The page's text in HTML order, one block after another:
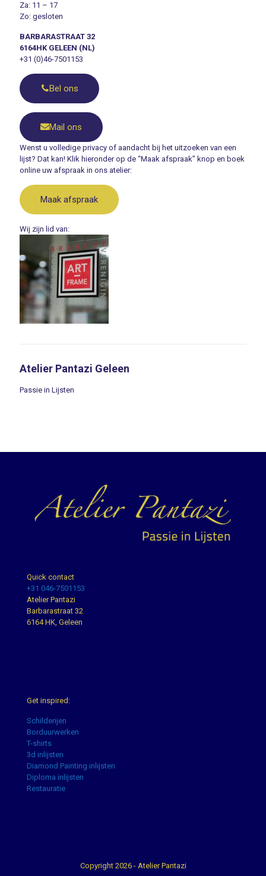
Za: 11 – 17
Zo: gesloten
BARBARASTRAAT 32
6164HK GELEEN (NL)
+31 (0)46-7501153
Bel ons
Mail ons
Wenst u volledige privacy of aandacht bij het uitzoeken van een
lijst? Dat kan! Klik hieronder op de “Maak afspraak” knop en boek
online uw afspraak in ons atelier:
Maak afspraak
Wij zijn lid van:
Atelier Pantazi Geleen
Passie in Lijsten
Quick contact
+31 046-7501153
Atelier Pantazi
Barbarastraat 32
6164 HK, Geleen
Get inspired:
Schilderijen
Borduurwerken
T-shirts
3d inlijsten
Diamond Painting inlijsten
Diploma inlijsten
Restauratie
Copyright 2026 - Atelier Pantazi